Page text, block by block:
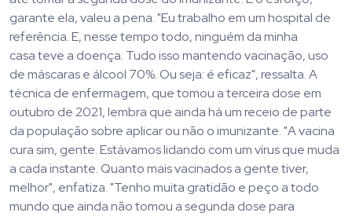
garante ela, valeu a pena. "Eu trabalho em um hospital de
referência. E, nesse tempo todo, ninguém da minha
casa teve a doença. Tudo isso mantendo vacinação, uso
de máscaras e álcool 70%. Ou seja: é eficaz", ressalta. A
técnica de enfermagem, que tomou a terceira dose em
outubro de 2021, lembra que ainda há um receio de parte
da população sobre aplicar ou não o imunizante. "A vacina
cura sim, gente. Estávamos lidando com um vírus que muda
a cada instante. Quanto mais vacinados a gente tiver,
melhor", enfatiza. ​"Tenho muita gratidão e peço a todo
mundo que ainda não tomou a segunda dose para